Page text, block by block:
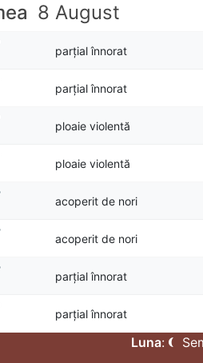
8 August
parțial înnorat
parțial înnorat
ploaie violentă
ploaie violentă
acoperit de nori
acoperit de nori
parțial înnorat
parțial înnorat
Luna: